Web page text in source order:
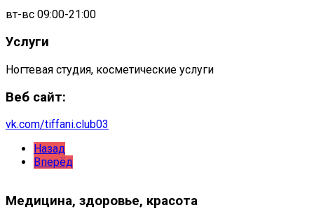
вт-вс 09:00-21:00
Услуги
Ногтевая студия, косметические услуги
Веб сайт:
vk.com/tiffani.club03
Назад
Вперёд
Медицина, здоровье, красота